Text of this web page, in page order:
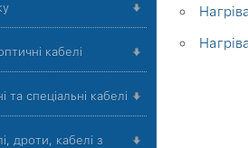
кабелі
та спеціальні кабелі
дроти, кабелі з